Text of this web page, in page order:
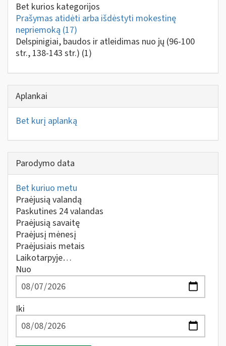
Bet kurios kategorijos
Prašymas atidėti arba išdėstyti mokestinę
nepriemoką (17)
Delspinigiai, baudos ir atleidimas nuo jų (96-100
str., 138-143 str.) (1)
Aplankai
Bet kurį aplanką
Parodymo data
Bet kuriuo metu
Praėjusią valandą
Paskutines 24 valandas
Praėjusią savaitę
Praėjusį mėnesį
Praėjusiais metais
Laikotarpyje…
Nuo
Iki